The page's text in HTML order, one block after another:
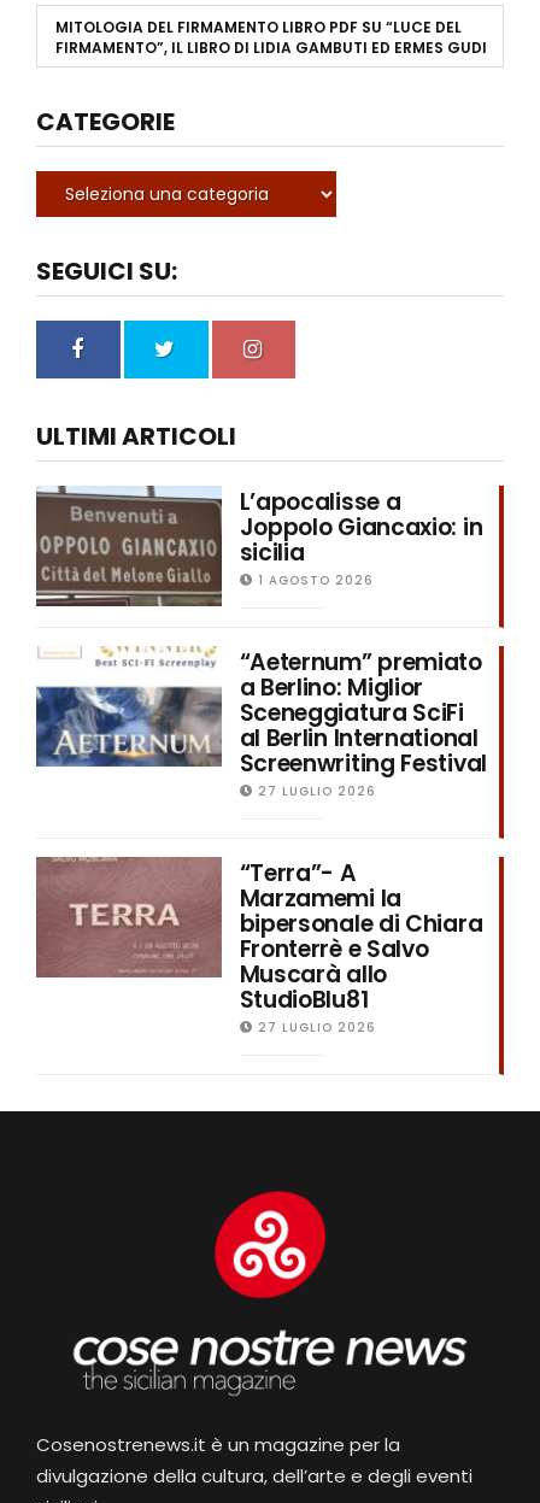
MITOLOGIA DEL FIRMAMENTO LIBRO PDF SU “LUCE DEL
FIRMAMENTO”, IL LIBRO DI LIDIA GAMBUTI ED ERMES GUDI
CATEGORIE
SEGUICI SU:
ULTIMI ARTICOLI
L’apocalisse a
Joppolo Giancaxio: in
sicilia
1 AGOSTO 2026
“Aeternum” premiato
a Berlino: Miglior
Sceneggiatura SciFi
al Berlin International
Screenwriting Festival
27 LUGLIO 2026
“Terra”- A
Marzamemi la
bipersonale di Chiara
Fronterrè e Salvo
Muscarà allo
StudioBlu81
27 LUGLIO 2026
Cosenostrenews.it è un magazine per la
divulgazione della cultura, dell’arte e degli eventi